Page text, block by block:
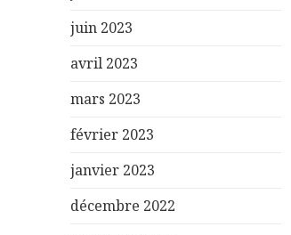
juin 2023
avril 2023
mars 2023
février 2023
janvier 2023
décembre 2022